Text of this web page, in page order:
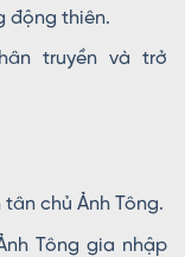
động thiên.
truyền và trở
chủ Ảnh Tông.
Tông gia nhập